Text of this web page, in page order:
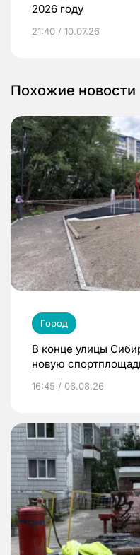
2026 году
21:40 / 10.07.26
Похожие новости
Город
В конце улицы
новую
16:45 / 06.08.26